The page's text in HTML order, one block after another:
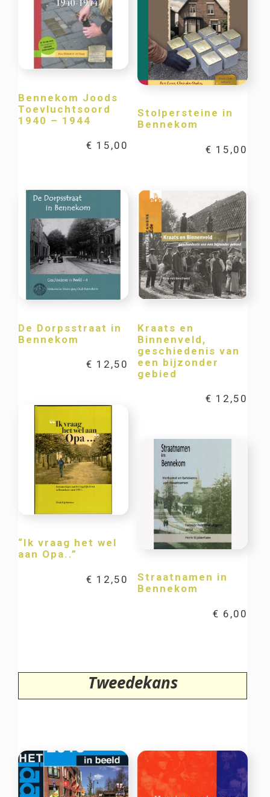
Bennekom Joods
Toevluchtsoord
1940 – 1944
€ 15,00
Stolpersteine in
Bennekom
€ 15,00
De Dorpsstraat in
Bennekom
€ 12,50
Kraats en
Binnenveld,
geschiedenis van
een bijzonder
gebied
€ 12,50
“Ik vraag het wel
aan Opa..”
€ 12,50
Straatnamen in
Bennekom
€ 6,00
Tweedekans